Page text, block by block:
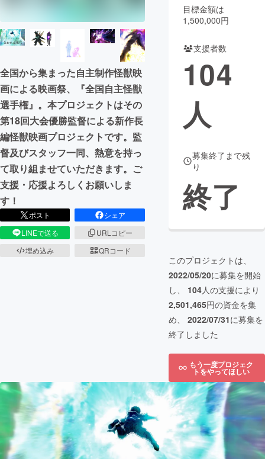
CAMPFIREふるさと納税machi-ya コミュニティ
全国から集まった自主制作怪獣映
画による映画祭、『全国自主怪獣
選手権』。本プロジェクトはその
第18回大会優勝監督による新作長
編怪獣映画プロジェクトです。監
督及びスタッフ一同、熱意を持っ
て取り組ませていただきます。ご
支援・応援よろしくお願いしま
す！
ポスト
シェア
LINEで送る
URLコピー
埋め込み
QRコード
目標金額は
1,500,000円
支援者数
104
人
募集終了まで残
り
終了
このプロジェクトは、
2022/05/20に募集を開始
し、 104人の支援により
2,501,465円の資金を集
め、 2022/07/31に募集を
終了しました
もう一度プロジェク
トをやってほしい